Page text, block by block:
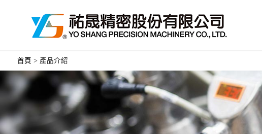
首頁 > 產品介紹